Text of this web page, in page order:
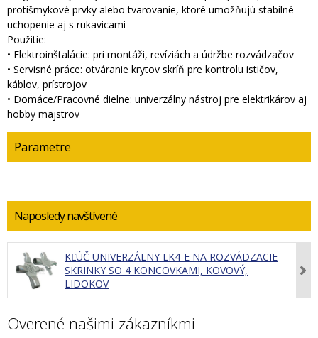
protišmykové prvky alebo tvarovanie, ktoré umožňujú stabilné
uchopenie aj s rukavicami
Použitie:
• Elektroinštalácie: pri montáži, revíziách a údržbe rozvádzačov
• Servisné práce: otváranie krytov skríň pre kontrolu ističov,
káblov, prístrojov
• Domáce/Pracovné dielne: univerzálny nástroj pre elektrikárov aj
hobby majstrov
Parametre
Naposledy navštívené
KĽÚČ UNIVERZÁLNY LK4-E NA ROZVÁDZACIE
SKRINKY SO 4 KONCOVKAMI, KOVOVÝ,
LIDOKOV
Overené našimi zákazníkmi